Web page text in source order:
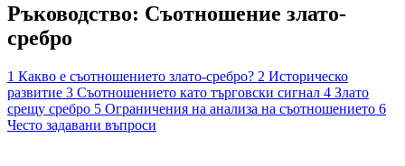
Ръководство: Съотношение злато-
сребро
1 Какво е съотношението злато-сребро? 2 Историческо
развитие 3 Съотношението като търговски сигнал 4 Злато
срещу сребро 5 Ограничения на анализа на съотношението 6
Често задавани въпроси